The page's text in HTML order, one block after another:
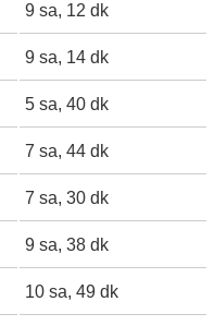
9 sa, 12 dk
9 sa, 14 dk
5 sa, 40 dk
7 sa, 44 dk
7 sa, 30 dk
9 sa, 38 dk
10 sa, 49 dk